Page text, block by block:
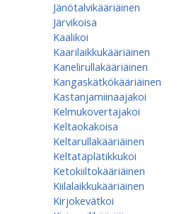
Jänötalvikääriäinen
Järvikoisa
Kaalikoi
Kaarilaikkukääriäinen
Kanelirullakääriäinen
Kangaskätkökääriäinen
Kastanjamiinaajakoi
Kelmukovertajakoi
Keltaokakoisa
Keltarullakääriäinen
Keltatäplätikkukoi
Ketokiiltokääriäinen
Kiilalaikkukääriäinen
Kirjokevätkoi